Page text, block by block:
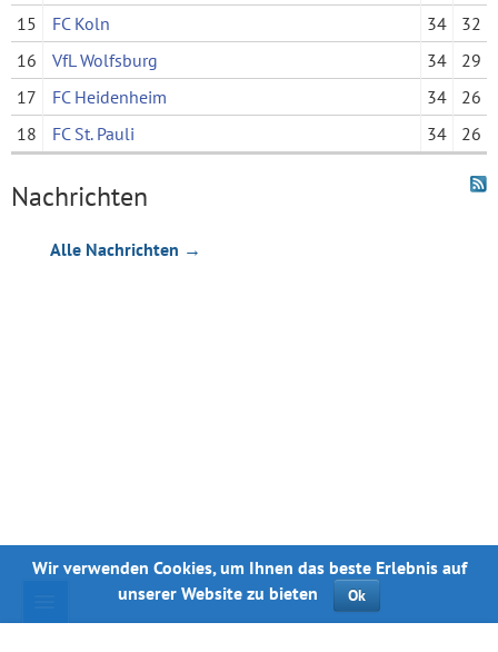
15
FC Koln 34
32
16
VfL Wolfsburg 34
29
17
FC Heidenheim 34
26
18
FC St. Pauli 34 26
Nachrichten
Alle Nachrichten →
Wir verwenden Cookies, um Ihnen das beste Erlebnis auf
unserer Website zu bieten
Ok